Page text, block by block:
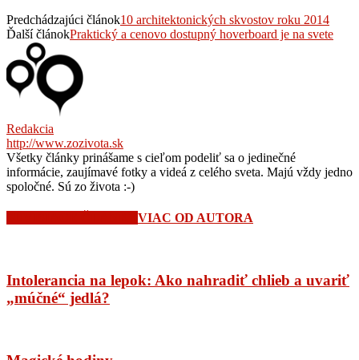
Predchádzajúci článok10 architektonických skvostov roku 2014
Ďalší článokPraktický a cenovo dostupný hoverboard je na svete
Redakcia
http://www.zozivota.sk
Všetky články prinášame s cieľom podeliť sa o jedinečné
informácie, zaujímavé fotky a videá z celého sveta. Majú vždy jedno
spoločné. Sú zo života :-)
VIAC OD AUTORA
Intolerancia na lepok: Ako nahradiť chlieb a uvariť
„múčné“ jedlá?